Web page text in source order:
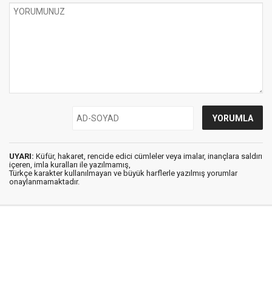
UYARI: Küfür, hakaret, rencide edici cümleler veya imalar, inançlara saldırı
içeren, imla kuralları ile yazılmamış,
Türkçe karakter kullanılmayan ve büyük harflerle yazılmış yorumlar
onaylanmamaktadır.